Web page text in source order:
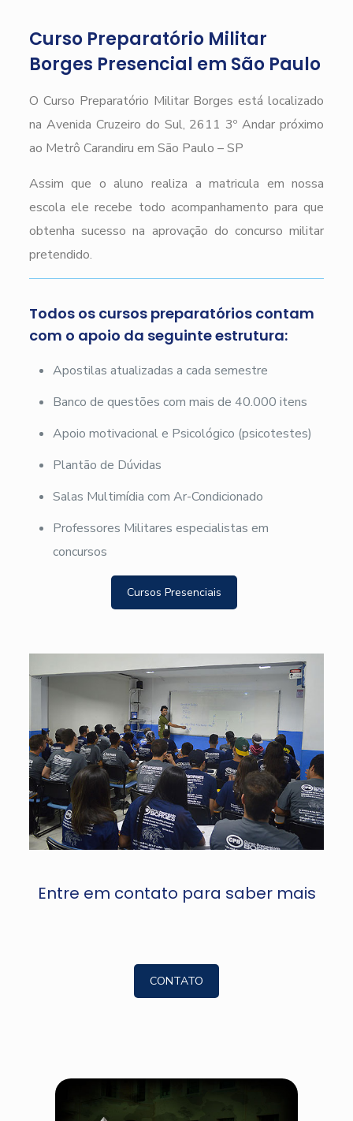
Curso Preparatório Militar
Borges Presencial em São Paulo
O Curso Preparatório Militar Borges está localizado
na Avenida Cruzeiro do Sul, 2611 3º Andar próximo
ao Metrô Carandiru em São Paulo – SP
Assim que o aluno realiza a matricula em nossa
escola ele recebe todo acompanhamento para que
obtenha sucesso na aprovação do concurso militar
pretendido.
Todos os cursos preparatórios contam
com o apoio da seguinte estrutura:
Apostilas atualizadas a cada semestre
Banco de questões com mais de 40.000 itens
Apoio motivacional e Psicológico (psicotestes)
Plantão de Dúvidas
Salas Multimídia com Ar-Condicionado
Professores Militares especialistas em
concursos
Cursos Presenciais
Entre em contato para saber mais
CONTATO